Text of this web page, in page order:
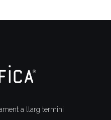
a llarg termini